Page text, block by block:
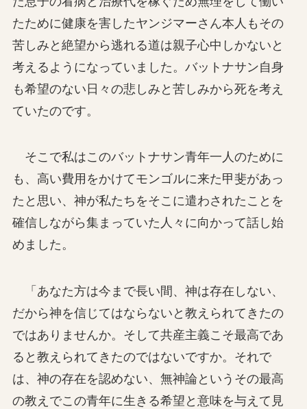
たために健康を害したヤンジマーさん本人もその
苦しみと絶望から逃れる道は親子心中しかないと
考えるようになっていました。バットナサン自身
も希望のない日々の悲しみと苦しみから死を考え
ていたのです。
そこで私はこのバットナサン青年一人のために
も、高い費用をかけてモンゴルに来た甲斐があっ
たと思い、神が私たちをそこに遣わされたことを
確信しながら集まっていた人々に向かって話し始
めました。
「あなた方は今まで長い間、神は存在しない、
だから神を信じてはならないと教えられてきたの
ではありませんか。そして共産主義こそ最高であ
ると教えられてきたのではないですか。それで
は、神の存在を認めない、無神論というその最高
の教えでこの青年に生きる希望と意味を与えて見